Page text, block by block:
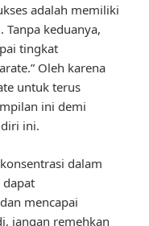
adalah memiliki
keduanya,
tingkat
Oleh karena
untuk terus
ini demi
ini.
dalam
dapat
mencapai
jangan remehkan